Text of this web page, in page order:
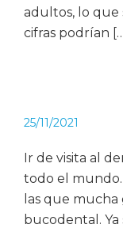
adultos, lo que
cifras podrían
25/11/2021
Ir de visita al
todo el mundo.
las que
bucodental. Ya